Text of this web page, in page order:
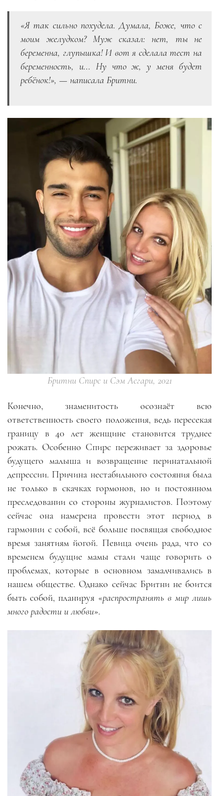
«Я так сильно похудела. Думала, Боже, что с
моим желудком? Муж сказал: нет, ты не
беременна, глупышка! И вот я сделала тест на
беременность, и... Ну что ж, у меня будет
ребёнок!», — написала Бритни.
Бритни Спирс и Сэм Асгари, 2021
Конечно, знаменитость осознаёт всю
ответственность своего положения, ведь пересекая
границу в 40 лет женщине становится труднее
рожать. Особенно Спирс переживает за здоровье
будущего малыша и возвращение перинатальной
депрессии. Причина нестабильного состояния была
не только в скачках гормонов, но и постоянном
преследовании со стороны журналистов. Поэтому
сейчас она намерена провести этот период в
гармонии с собой, всё больше посвящая свободное
время занятиям йогой. Певица очень рада, что со
временем будущие мамы стали чаще говорить о
проблемах, которые в основном замалчивались в
нашем обществе. Однако сейчас Бритни не боится
быть собой, планируя «распространять в мир лишь
много радости и любви».